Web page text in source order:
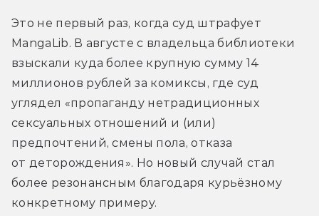
Это не первый раз, когда суд штрафует
MangaLib. В августе с владельца библиотеки
взыскали куда более крупную сумму 14
миллионов рублей за комиксы, где суд
углядел «пропаганду нетрадиционных
сексуальных отношений и (или)
предпочтений, смены пола, отказа
от деторождения». Но новый случай стал
более резонансным благодаря курьёзному
конкретному примеру.